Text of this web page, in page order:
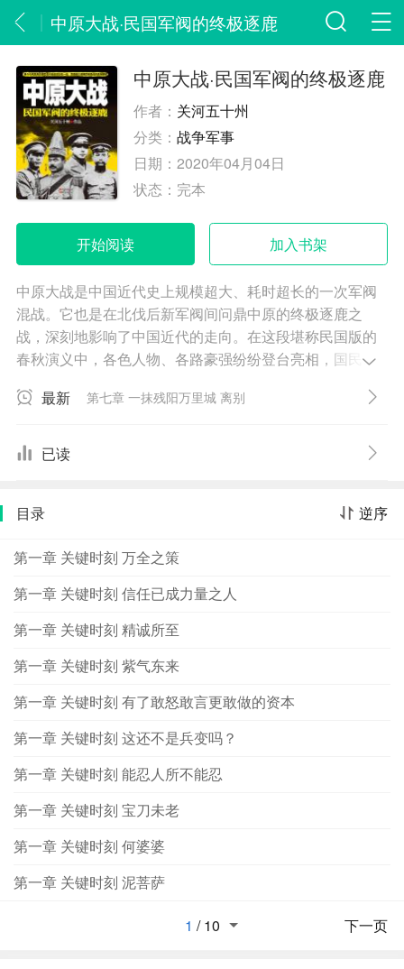
中原大战·民国军阀的终极逐鹿
中原大战·民国军阀的终极逐鹿
作者： 关河五十州
分类：战争军事
日期：2020年04月04日
状态： 完本
开始阅读 加入书架
中原大战是中国近代史上规模超大、耗时超长的一次军阀
混战。它也是在北伐后新军阀间问鼎中原的终极逐鹿之
战，深刻地影响了中国近代的走向。在这段堪称民国版的
春秋演义中，各色人物、各路豪强纷纷登台亮相，国民党
纵横捭阖，各种势力分化组合令人目不暇接。借此战役蒋
国防力量遭受了严重削弱，国民党内部派别纷争依然剧
耳目一新的表现手法和叙述方式重现了这段光怪陆离的历
析见解独到。同时把各色人物性格表现刻画得淋漓尽致，
比如阎锡山的精于算计，新桂系的志大才疏，冯玉祥的外
宽内忌，张学良的作壁上观。尤其是对蒋介石何以能在一
开始并不占优，甚至是四面楚歌的情况下最终胜出，其军
面都给予了颇为精彩的评说。
最新 第七章 一抹残阳万里城 离别
已读
逆序
目录
第一章 关键时刻 万全之策
第一章 关键时刻 信任已成力量之人
第一章 关键时刻 精诚所至
第一章 关键时刻 紫气东来
第一章 关键时刻 有了敢怒敢言更敢做的资本
第一章 关键时刻 这还不是兵变吗？
第一章 关键时刻 能忍人所不能忍
第一章 关键时刻 宝刀未老
第一章 关键时刻 何婆婆
第一章 关键时刻 泥菩萨
下一页
1 /10